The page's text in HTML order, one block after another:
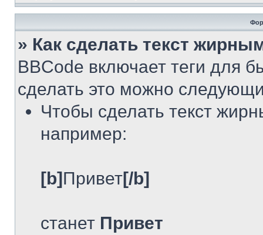
» Как сделать текст
BBCode включает теги для
сделать это можно
Чтобы сделать текст
например:
[b]Привет[/b]
станет Привет